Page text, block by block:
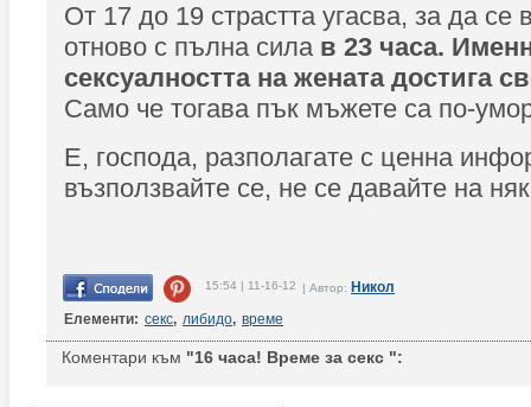
От 17 до 19 страстта угасва, за да се
отново с пълна сила в 23 часа.
сексуалността на жената достига
Само че тогава пък мъжете са по-
Е, господа, разполагате с ценна
възползвайте се, не се давайте на
15:54 | 11-16-12 | Автор: Никол
Елементи: секс, либидо, време
Коментари към "16 часа! Време за секс ":